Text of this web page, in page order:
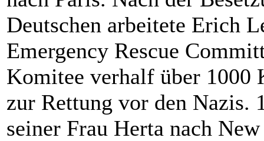
Deutschen arbeitete Erich
Emergency Rescue
Komitee verhalf über 1000
zur Rettung vor den Nazis.
seiner Frau Herta nach